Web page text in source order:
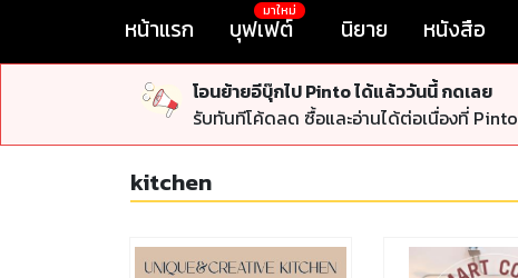
หน้าแรก บุฟเฟต์
มาใหม่
นิยาย หนังสือ
โอนย้ายอีบุ๊กไป Pinto ได้แล้ววันนี้ กดเลย
รับทันทีโค้ดลด ซื้อและอ่านได้ต่อเนื่องที่ Pinto
kitchen